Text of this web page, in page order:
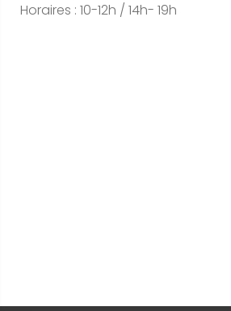
Horaires : 10-12h / 14h- 19h